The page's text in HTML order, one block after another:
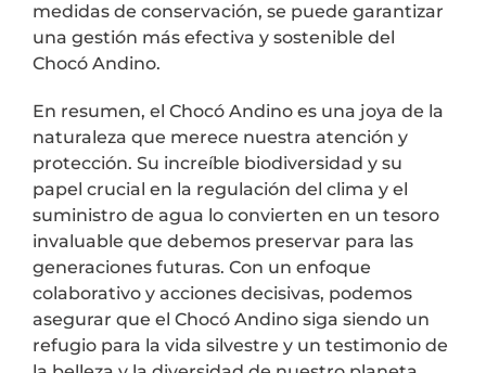
medidas de conservación, se puede garantizar
una gestión más efectiva y sostenible del
Chocó Andino.
En resumen, el Chocó Andino es una joya de la
naturaleza que merece nuestra atención y
protección. Su increíble biodiversidad y su
papel crucial en la regulación del clima y el
suministro de agua lo convierten en un tesoro
invaluable que debemos preservar para las
generaciones futuras. Con un enfoque
colaborativo y acciones decisivas, podemos
asegurar que el Chocó Andino siga siendo un
refugio para la vida silvestre y un testimonio de